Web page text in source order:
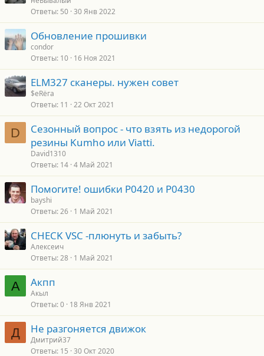
Ответы 50 30 Янв 2022
Обновление прошивки
condor
Ответы 10 16 Ноя 2021
ELM327 сканеры. нужен совет
$еRёга
Ответы 11 22 Окт 2021
D
Сезонный вопрос - что взять из недорогой
резины Kumho или Viatti.
David1310
Ответы 14 4 Май 2021
Помогите! ошибки Р0420 и Р0430
bayshi
Ответы 26 1 Май 2021
CHECK VSC -плюнуть и забыть?
Алексеич
Ответы 28 1 Май 2021
А Акпп
Акыл
Ответы 0 18 Янв 2021
Д Не разгоняется движок
Дмитрий37
Ответы 15 30 Окт 2020